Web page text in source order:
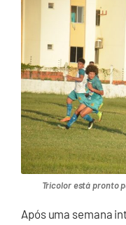
Tricolor está pronto
Após uma semana